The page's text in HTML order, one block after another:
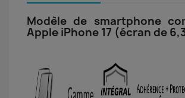
Modèle de smartphone
Apple iPhone 17 (écran de